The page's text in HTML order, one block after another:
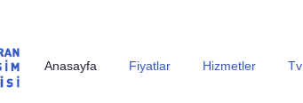
Anasayfa Fiyatlar Hizmetler